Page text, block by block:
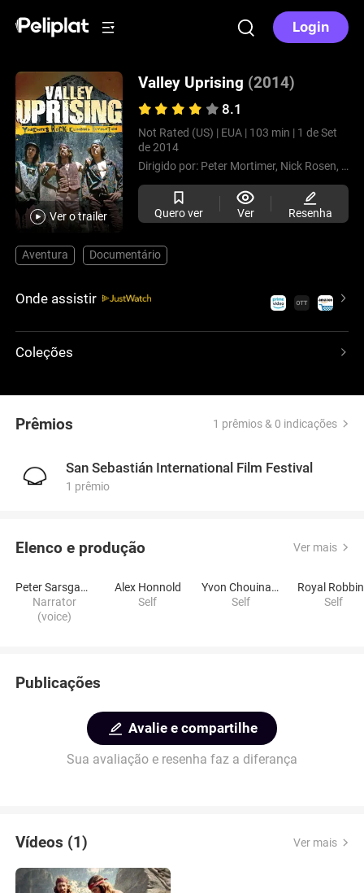
Login
Ver o trailer
Valley Uprising (2014)
8.1
Not Rated (US) | EUA | 103 min | 1 de Set
de 2014
Dirigido por: Peter Mortimer, Nick Rosen,
Quero ver Ver Resenha
Aventura Documentário
Onde assistir
Coleções
Prêmios 1 prêmios & 0 indicações
San Sebastián International Film Festival
1 prêmio
Elenco e produção Ver mais
Peter Sarsgaard
Narrator
(voice)
Alex Honnold
Self
Yvon Chouinard
Self
Royal
Self
Publicações
Avalie e compartilhe
Sua avaliação e resenha faz a diferança
Vídeos (1) Ver mais